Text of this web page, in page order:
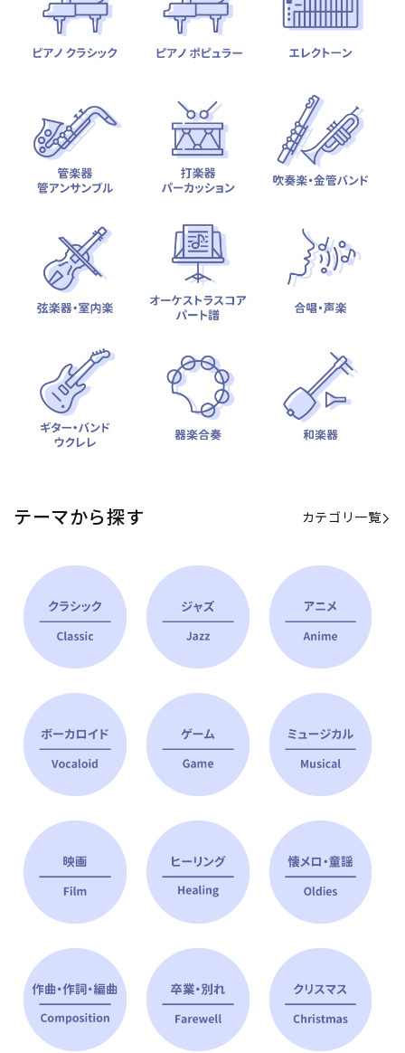
テーマから探す カテゴリ一覧